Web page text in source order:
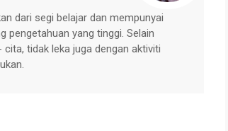
yang menarik di kolej dan banyak
kuliah, penginapan yang agak
mengajar. Manakala, di kolej
bas, teksi dan lain-lain. Saya